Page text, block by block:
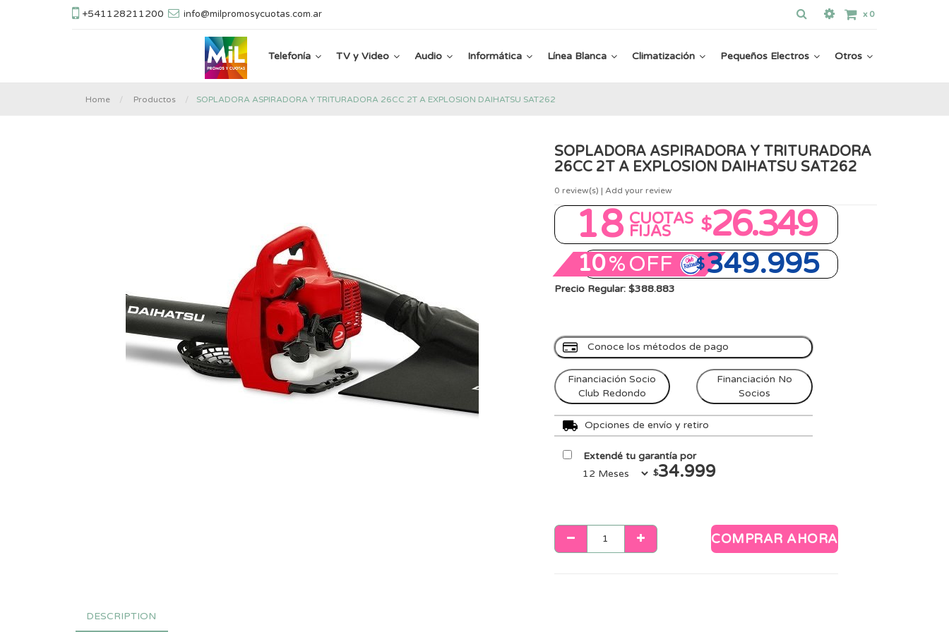
+541128211200 info@milpromosycuotas.com.ar x 0
Telefonía TV y Video Audio Informática Línea Blanca Climatización Pequeños Electros Otros
Home Productos SOPLADORA ASPIRADORA Y TRITURADORA 26CC 2T A EXPLOSION DAIHATSU SAT262
SOPLADORA ASPIRADORA Y TRITURADORA
26CC 2T A EXPLOSION DAIHATSU SAT262
0 review(s) | Add your review
18 CUOTAS
FIJAS $26.349
10%OFF $349.995
Precio Regular: $388.883
Conoce los métodos de pago
Financiación Socio
Club Redondo
Financiación No
Socios
Opciones de envío y retiro
Extendé tu garantía por
$34.999
COMPRAR AHORA
DESCRIPTION